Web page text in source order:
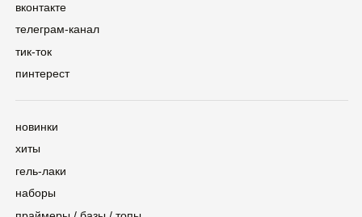
контакты